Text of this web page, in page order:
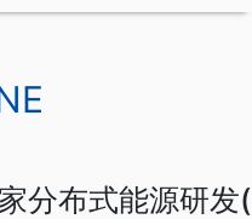
分布式能源研发